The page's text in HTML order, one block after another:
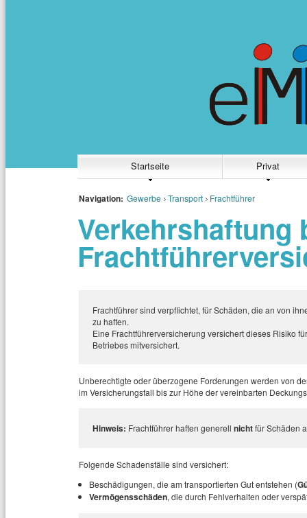
Startseite Privat
Navigation: Gewerbe Transport Frachtführer
Verkehrshaftung
Frachtführer sind verpflichtet, für Schäden, die an von
zu haften.
Eine Frachtführerversicherung versichert dieses Risiko
Betriebes mitversichert.
Unberechtigte oder überzogene Forderungen werden von
im Versicherungsfall bis zur Höhe der vereinbarten
Hinweis: Frachtführer haften generell nichtfür Schäden
Folgende Schadensfälle sind versichert:
Beschädigungen, die am transportierten Gut entstehen (
Vermögensschäden, die durch Fehlverhalten oder